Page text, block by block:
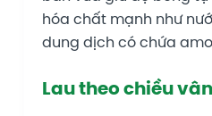
hóa chất mạnh như
dung dịch có chứa
Lau theo chiều